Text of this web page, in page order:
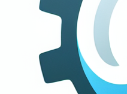
– dé perfecte domeinnaam
een stralende glimlach
tandartspraktijk runt of
wilt delen, deze
en lokale betrokkenheid
als gemakkelijk